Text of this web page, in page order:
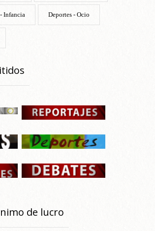
Infancia Deportes - Ocio
de lucro